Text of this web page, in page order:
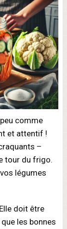
comme
et attentif !
–
tour du frigo.
légumes
doit être
les bonnes